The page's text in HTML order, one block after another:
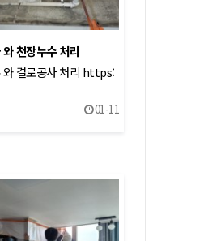
천장누수 처리
와 결로공사 처리 https:
01-11